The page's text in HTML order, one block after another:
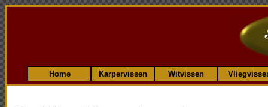
Home Karpervissen Witvissen